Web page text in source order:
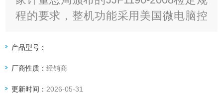
程的要求，整机功能采用美国微电脑控
术和半导体激光传感器技术及防噪声气
泵，可直接打印检测结果
产品型号：
厂商性质：经销商
更新时间： 2026-05-31